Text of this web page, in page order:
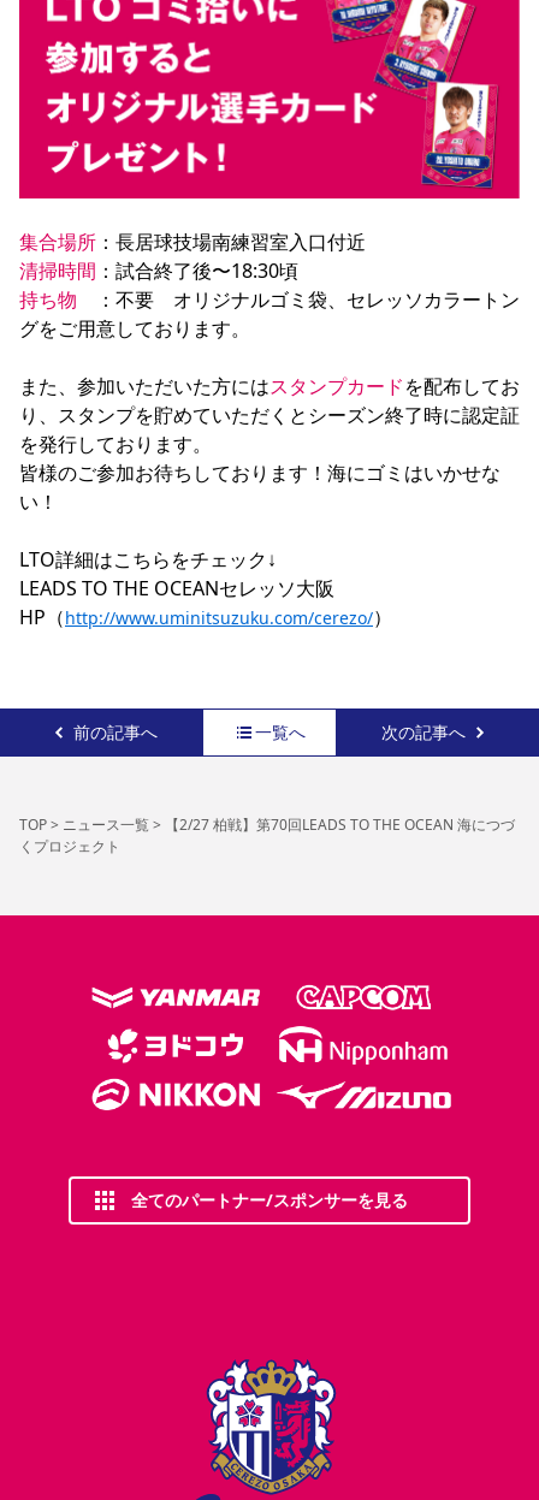
アウェイツアー
よくある質問
よくある質問
スポーツクラブ
スポーツクラブ
関連団体/施設
長居公園 セレッソフットサルパーク
セレッソフットサルパーク長居
セレッソスポーツパーク舞洲
YANMAR HANASAKA STADIUM
セレッソ大阪アカデミー 子供のサッカースクール
集合場所
清掃時間
持ち物
：不要　オリジナルゴミ袋、セレッソカラートン
グをご用意しております。
また、参加いただいた方にはスタンプカードを配布してお
り、スタンプを貯めていただくとシーズン終了時に認定証
を発行しております。
皆様のご参加お待ちしております！海にゴミはいかせな
い！
LTO詳細はこちらをチェック↓
LEADS TO THE OCEANセレッソ大阪
HP（http://www.uminitsuzuku.com/cerezo/）
前の記事へ 一覧へ 次の記事へ
TOP> ニュース一覧>
【2/27 柏戦】第70回LEADS TO THE OCEAN 海につづ
くプロジェクト
全てのパートナー/スポンサーを見る